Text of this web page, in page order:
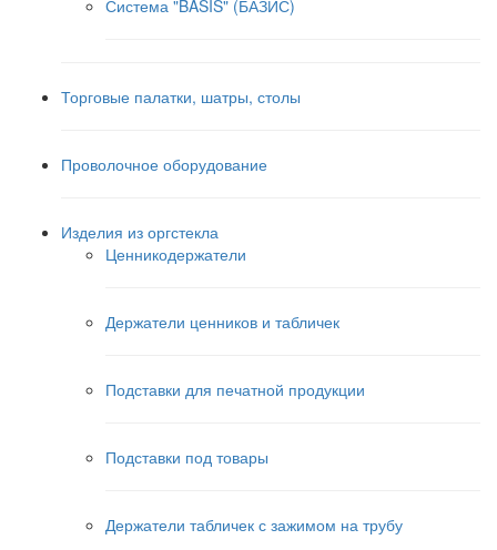
Система "BASIS" (БАЗИС)
Торговые палатки, шатры, столы
Проволочное оборудование
Изделия из оргстекла
Ценникодержатели
Держатели ценников и табличек
Подставки для печатной продукции
Подставки под товары
Держатели табличек с зажимом на трубу